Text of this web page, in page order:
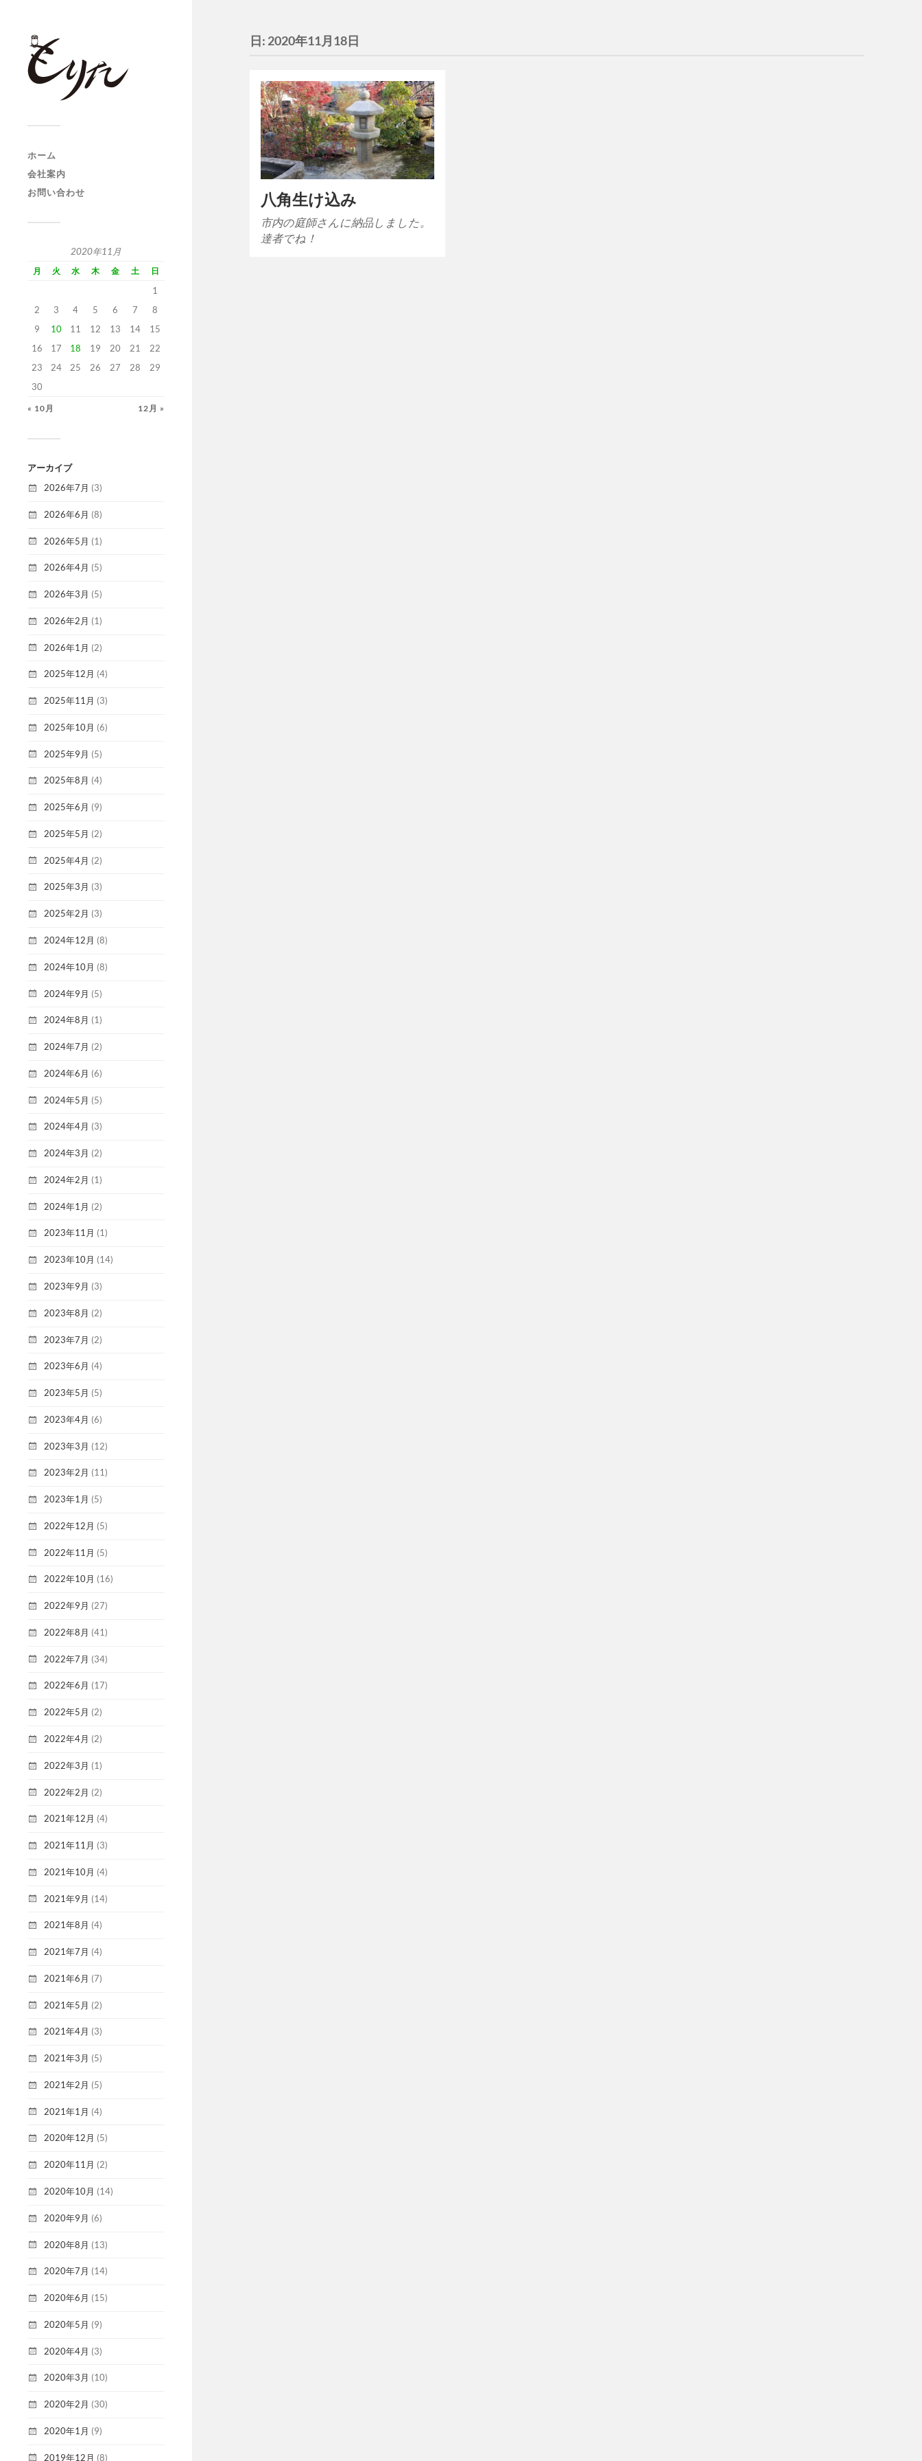
ホーム
会社案内
お問い合わせ
2020年11月
月 火 水 木 金 土 日
1
2
3 4 5 6 7
8
9
10 11 12 13 14
15
16
17 18 19 20 21
22
23
24 25 26 27 28
29
30
« 10月 12月 »
アーカイブ
2026年7月 (3)
2026年6月 (8)
2026年5月 (1)
2026年4月 (5)
2026年3月 (5)
2026年2月 (1)
2026年1月 (2)
2025年12月 (4)
2025年11月 (3)
2025年10月 (6)
2025年9月 (5)
2025年8月 (4)
2025年6月 (9)
2025年5月 (2)
2025年4月 (2)
2025年3月 (3)
2025年2月 (3)
2024年12月 (8)
2024年10月 (8)
2024年9月 (5)
2024年8月 (1)
2024年7月 (2)
2024年6月 (6)
2024年5月 (5)
2024年4月 (3)
2024年3月 (2)
2024年2月 (1)
2024年1月 (2)
2023年11月 (1)
2023年10月 (14)
2023年9月 (3)
2023年8月 (2)
2023年7月 (2)
2023年6月 (4)
2023年5月 (5)
2023年4月 (6)
2023年3月 (12)
2023年2月 (11)
2023年1月 (5)
2022年12月 (5)
2022年11月 (5)
2022年10月 (16)
2022年9月 (27)
2022年8月 (41)
2022年7月 (34)
2022年6月 (17)
2022年5月 (2)
2022年4月 (2)
2022年3月 (1)
2022年2月 (2)
2021年12月 (4)
2021年11月 (3)
2021年10月 (4)
2021年9月 (14)
2021年8月 (4)
2021年7月 (4)
2021年6月 (7)
2021年5月 (2)
2021年4月 (3)
2021年3月 (5)
2021年2月 (5)
2021年1月 (4)
2020年12月 (5)
2020年11月 (2)
2020年10月 (14)
2020年9月 (6)
2020年8月 (13)
2020年7月 (14)
2020年6月 (15)
2020年5月 (9)
2020年4月 (3)
2020年3月 (10)
2020年2月 (30)
2020年1月 (9)
2019年12月 (8)
日: 2020年11月18日
八角生け込み
市内の庭師さんに納品しました。
達者でね！